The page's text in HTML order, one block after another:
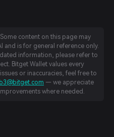
content on this page may
and is for general reference only.
information, please refer to
Bitget Wallet values every
or inaccuracies, feel free to
— we appreciate
where needed.